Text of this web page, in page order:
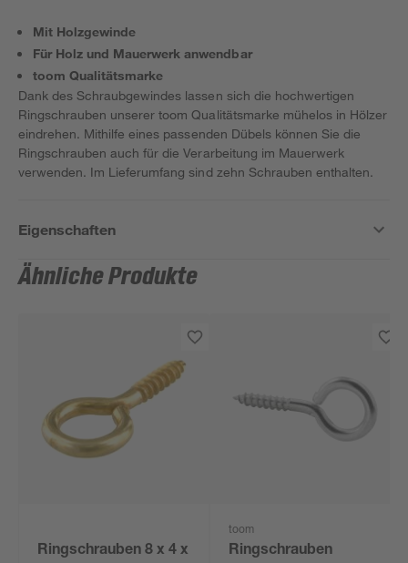
Mit Holzgewinde
Für Holz und Mauerwerk anwendbar
toom Qualitätsmarke
Dank des Schraubgewindes lassen sich die hochwertigen
Ringschrauben unserer toom Qualitätsmarke mühelos in Hölzer
eindrehen. Mithilfe eines passenden Dübels können Sie die
Ringschrauben auch für die Verarbeitung im Mauerwerk
verwenden. Im Lieferumfang sind zehn Schrauben enthalten.
Eigenschaften
Ähnliche Produkte
Ringschrauben 8 x 4 x
toom
Ringschrauben